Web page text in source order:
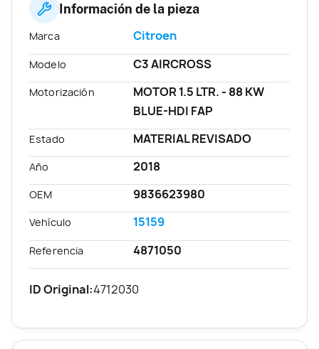
Información de la pieza
Marca Citroen
Modelo C3 AIRCROSS
Motorización
MOTOR 1.5 LTR. - 88 KW
BLUE-HDI FAP
Estado MATERIAL REVISADO
Año 2018
OEM 9836623980
Vehículo 15159
Referencia 4871050
ID Original:4712030